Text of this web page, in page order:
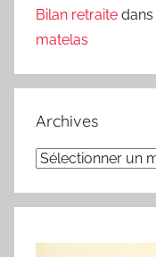
Bilan retraite dans
matelas
Archives
Archives